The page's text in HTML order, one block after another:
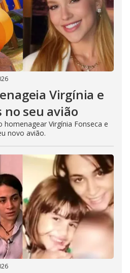
Virgínia e
seu avião
homenagear Virgínia Fonseca e
novo avião.